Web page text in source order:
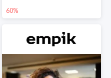
60%